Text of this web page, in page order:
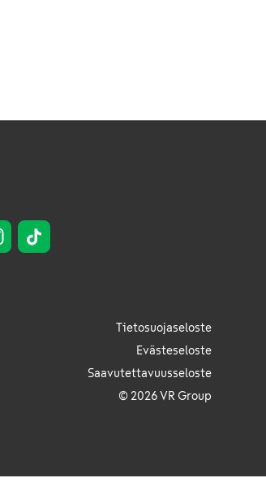
Tietosuojaseloste
Evästeseloste
Saavutettavuusseloste
© 2026 VR Group